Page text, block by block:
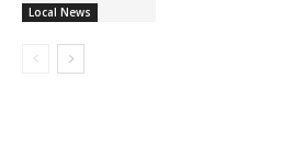
Local News